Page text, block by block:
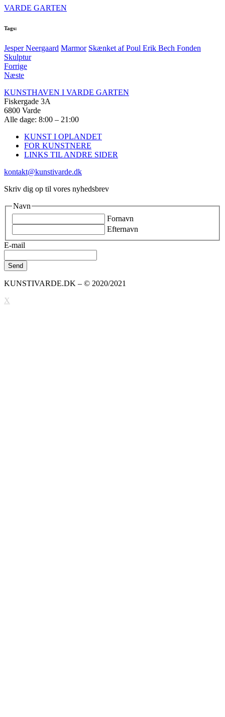
VARDE GARTEN
Tags:
Jesper Neergaard Marmor Skænket af Poul Erik Bech Fonden
Skulptur
Forrige
Næste
KUNSTHAVEN I VARDE GARTEN
Fiskergade 3A
6800 Varde
Alle dage: 8:00 – 21:00
KUNST I OPLANDET
FOR KUNSTNERE
LINKS TIL ANDRE SIDER
kontakt@kunstivarde.dk
Skriv dig op til vores nyhedsbrev
Navn
Fornavn
Efternavn
E-mail
KUNSTIVARDE.DK – © 2020/2021
X